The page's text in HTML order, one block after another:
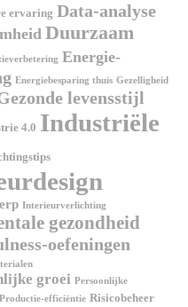
ervaring Data-analyse
Duurzaam
Energie-
Energiebesparing thuis Gezelligheid
levensstijl
4.0 Industriële
Interieurverlichting
gezondheid
oefeningen
groei Persoonlijke
Productie-efficiëntie Risicobeheer